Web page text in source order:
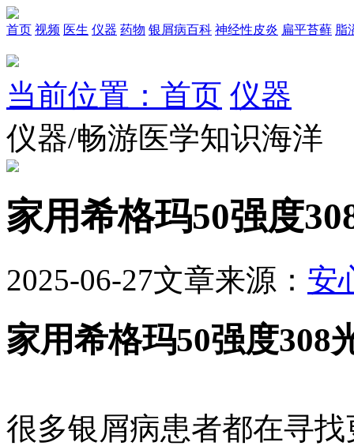
首页 视频 医生 仪器 药物 银屑病百科 神经性皮炎 扁平苔藓 脂
当前位置：首页 仪器
仪器/畅游医学知识海洋
家用希格玛50强度
2025-06-27文章来源： 安
家用希格玛50强度308
很多银屑病患者都在寻